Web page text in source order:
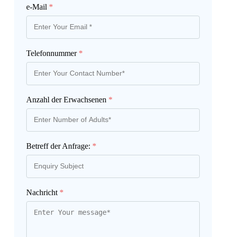
e-Mail *
Telefonnummer *
Anzahl der Erwachsenen *
Betreff der Anfrage: *
Nachricht *